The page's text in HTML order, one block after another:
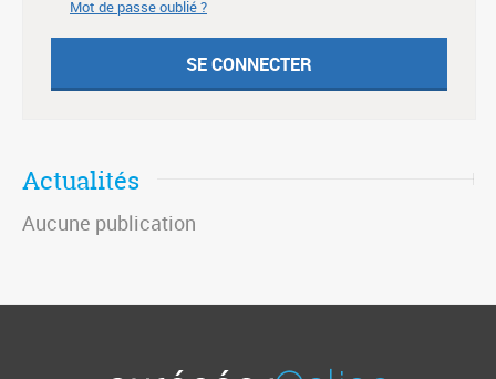
Mot de passe oublié ?
Actualités
Aucune publication